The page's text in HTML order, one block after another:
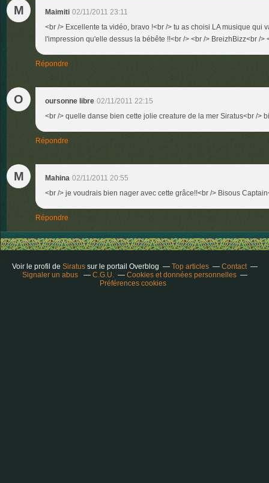
M Maimiti 02/11/2011 23:11
<br /> Excellente ta vidéo, bravo !<br /> tu as choisi LA musique qui
l'impression qu'elle dessus la bébête !!<br /> <br /> BreizhBizz<br />
Répondre
O oursonne libre 02/11/2011 22:15
<br /> quelle danse bien cette jolie creature de la mer Siratus<br />
Répondre
M Mahina 02/11/2011 20:55
<br /> je voudrais bien nager avec cette grâce!!<br /> Bisous
Répondre
Voir le profil de Siratussur le portail Overblog Top articles
Contact
Signaler un abus
C.G.U.
Cookies et données personnelles
Préférences cookies